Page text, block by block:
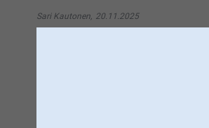
Sari Kautonen, 20.11.2025